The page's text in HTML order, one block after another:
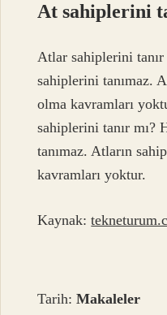
At sahiplerini
Atlar sahiplerini tanır
sahiplerini tanımaz.
olma kavramları
sahiplerini tanır mı?
tanımaz. Atların
kavramları yoktur.
Kaynak:
Tarih:Makaleler